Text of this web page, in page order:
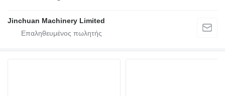
Jinchuan Machinery Limited